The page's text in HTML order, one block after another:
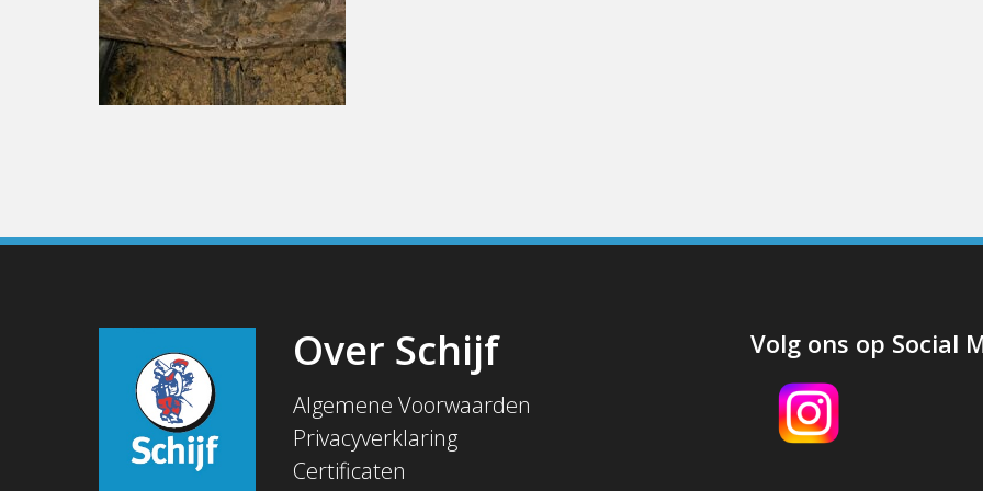
Over Schijf
Algemene Voorwaarden
Privacyverklaring
Certificaten
Volg ons op Social